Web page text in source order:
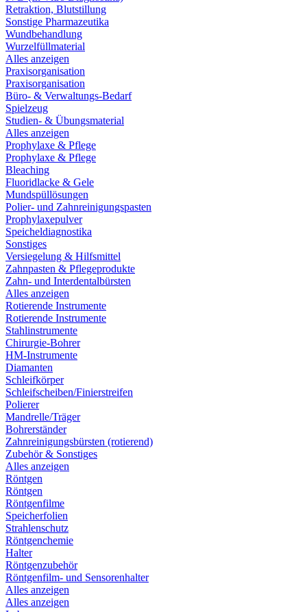
Retraktion, Blutstillung
Sonstige Pharmazeutika
Wundbehandlung
Wurzelfüllmaterial
Alles anzeigen
Praxisorganisation
Praxisorganisation
Büro- & Verwaltungs-Bedarf
Spielzeug
Studien- & Übungsmaterial
Alles anzeigen
Prophylaxe & Pflege
Prophylaxe & Pflege
Bleaching
Fluoridlacke & Gele
Mundspüllösungen
Polier- und Zahnreinigungspasten
Prophylaxepulver
Speicheldiagnostika
Sonstiges
Versiegelung & Hilfsmittel
Zahnpasten & Pflegeprodukte
Zahn- und Interdentalbürsten
Alles anzeigen
Rotierende Instrumente
Rotierende Instrumente
Stahlinstrumente
Chirurgie-Bohrer
HM-Instrumente
Diamanten
Schleifkörper
Schleifscheiben/Finierstreifen
Polierer
Mandrelle/Träger
Bohrerständer
Zahnreinigungsbürsten (rotierend)
Zubehör & Sonstiges
Alles anzeigen
Röntgen
Röntgen
Röntgenfilme
Speicherfolien
Strahlenschutz
Röntgenchemie
Halter
Röntgenzubehör
Röntgenfilm- und Sensorenhalter
Alles anzeigen
Alles anzeigen